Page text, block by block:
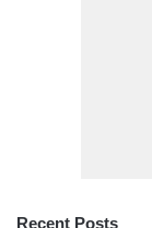
Recent Posts